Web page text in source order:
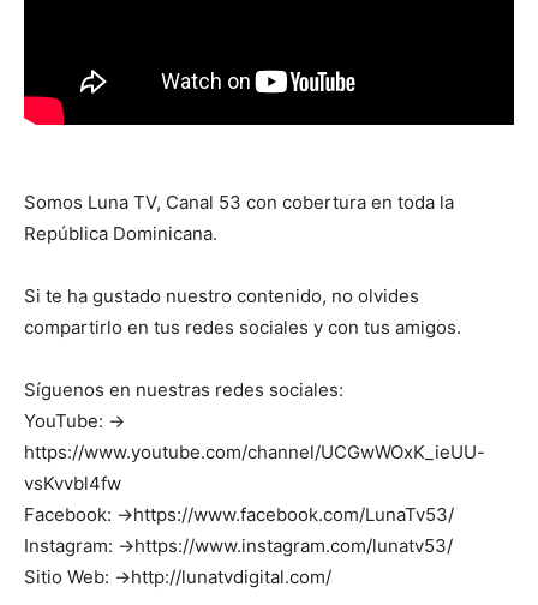
Somos Luna TV, Canal 53 con cobertura en toda la
República Dominicana.
Si te ha gustado nuestro contenido, no olvides
compartirlo en tus redes sociales y con tus amigos.
Síguenos en nuestras redes sociales:
YouTube: →
https://www.youtube.com/channel/UCGwWOxK_ieUU-
vsKvvbl4fw
Facebook: →https://www.facebook.com/LunaTv53/
Instagram: →https://www.instagram.com/lunatv53/
Sitio Web: →http://lunatvdigital.com/